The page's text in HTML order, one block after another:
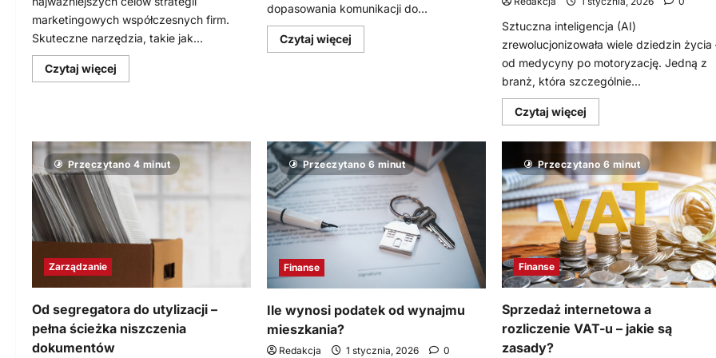
marketingowych współczesnych firm.
Skuteczne narzędzia, takie jak...
Czytaj więcej
się
SMS
marketing
–
jak
wykorzystać
bazy
danych
firm
w
generowaniu
sprzedażowych?
dopasowania komunikacji do...
Czytaj więcej
się
jak
wykorzystać
Extended
DISC®
codziennej
komunikacji
współpracy
Sztuczna inteligencja (AI)
zrewolucjonizowała wiele dziedzin życia
od medycyny po motoryzację. Jedną z
branż, która szczególnie...
Czytaj więcej
się
o
Jak
sztuczna
inteligencja
zmienia
naukę
języka?
Poznaj
ofertę
językową
na
przykładzie
POGAD.AI
Przeczytano 4 minut
Zarządzanie
Od segregatora do utylizacji –
pełna ścieżka niszczenia
dokumentów
Przeczytano 6 minut
Finanse
Ile wynosi podatek od wynajmu
mieszkania?
Redakcja 1 stycznia, 2026 0
Przeczytano 6 minut
Finanse
Sprzedaż internetowa a
rozliczenie VAT-u – jakie są
zasady?